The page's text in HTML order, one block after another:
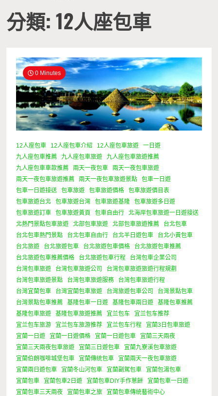
分類: 12人座包車
0 Minutes
12人座包車 12人座包車介紹 12人座包車旅遊
一日遊
九人座包車推薦
九人座包車旅遊
九人座包車旅遊推薦
九人座包車車款推薦
兩天一夜包車
兩天一夜包車旅遊
兩天一夜包車旅遊推薦
兩天一夜包車旅遊景點
包車一日遊
包車一日遊接送
包車旅遊 包車旅遊價格
包車旅遊價目表
包車旅遊台北
包車旅遊台灣 包車旅遊基隆
包車旅遊多日遊
包車旅遊訂車
包車旅遊黃頁 包車自由行
北海岸包車旅遊一日遊接送
北熱門景點包車旅遊
北部包車旅遊 北部包車旅遊推薦
台北包車
台北包車熱門景點
台北包車自由行 台北半日遊包車
台北小黃包車
台北旅遊
台北旅遊包車 台北旅遊包車價格
台北旅遊包車推薦
台北旅遊包車推薦價格
台北旅遊包車行程
台灣包車企業公司
台灣包車旅遊
台灣包車旅遊公司
台灣包車旅遊旅遊行程規劃
台灣包車旅遊景點
台灣包車旅遊服務
台灣包車旅遊行程
台灣宜蘭包車
台灣宜蘭包車旅遊 台灣旅遊包車公司
台灣景點包車
台灣景點包車推薦
基隆包車一日遊 基隆包車兩日遊
基隆包車推薦
基隆包車旅遊
基隆包車旅遊推薦 宜兰包车
宜兰包车推荐
宜兰包车旅游
宜兰包车旅游推荐 宜兰包车行程
宜蘭3日包車旅遊
宜蘭一日遊
宜蘭一日遊價格 宜蘭一日遊包車
宜蘭三天兩夜
宜蘭三天兩夜包車旅遊
宜蘭三日遊包車
宜蘭九寮溪包車旅遊
宜蘭伯朗咖啡城堡包車
宜蘭傳統包車
宜蘭兩天一夜包車旅遊
宜蘭兩日遊包車
宜蘭冬山河包車 宜蘭副駕包車
宜蘭包湯包車
宜蘭包車
宜蘭包車2日遊 宜蘭包車DIY手作蔥餅
宜蘭包車一日遊
宜蘭包車三天兩夜
宜蘭包車之旅
宜蘭包車傳統藝術中心